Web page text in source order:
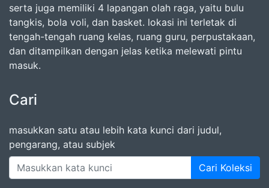
serta juga memiliki 4 lapangan olah raga, yaitu bulu
tangkis, bola voli, dan basket. lokasi ini terletak di
tengah-tengah ruang kelas, ruang guru, perpustakaan,
dan ditampilkan dengan jelas ketika melewati pintu
masuk.
Cari
masukkan satu atau lebih kata kunci dari judul,
pengarang, atau subjek
Cari Koleksi